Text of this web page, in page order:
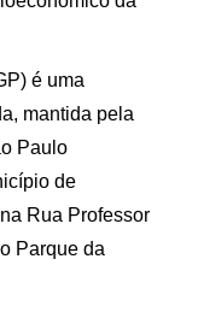
é uma
mantida pela
Paulo
de
Rua Professor
Parque da